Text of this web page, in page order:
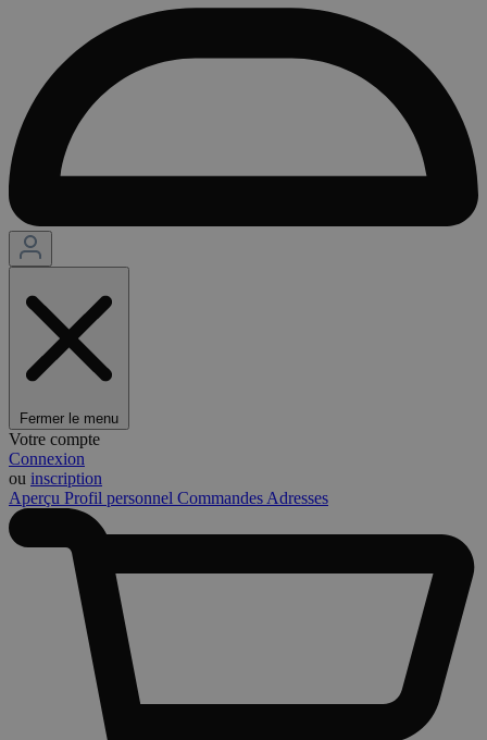
Fermer le menu
Votre compte
Connexion
ou inscription
Aperçu Profil personnel Commandes Adresses